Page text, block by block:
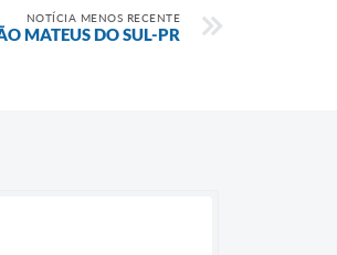
NOTÍCIA MENOS RECENTE
MATEUS DO SUL-PR